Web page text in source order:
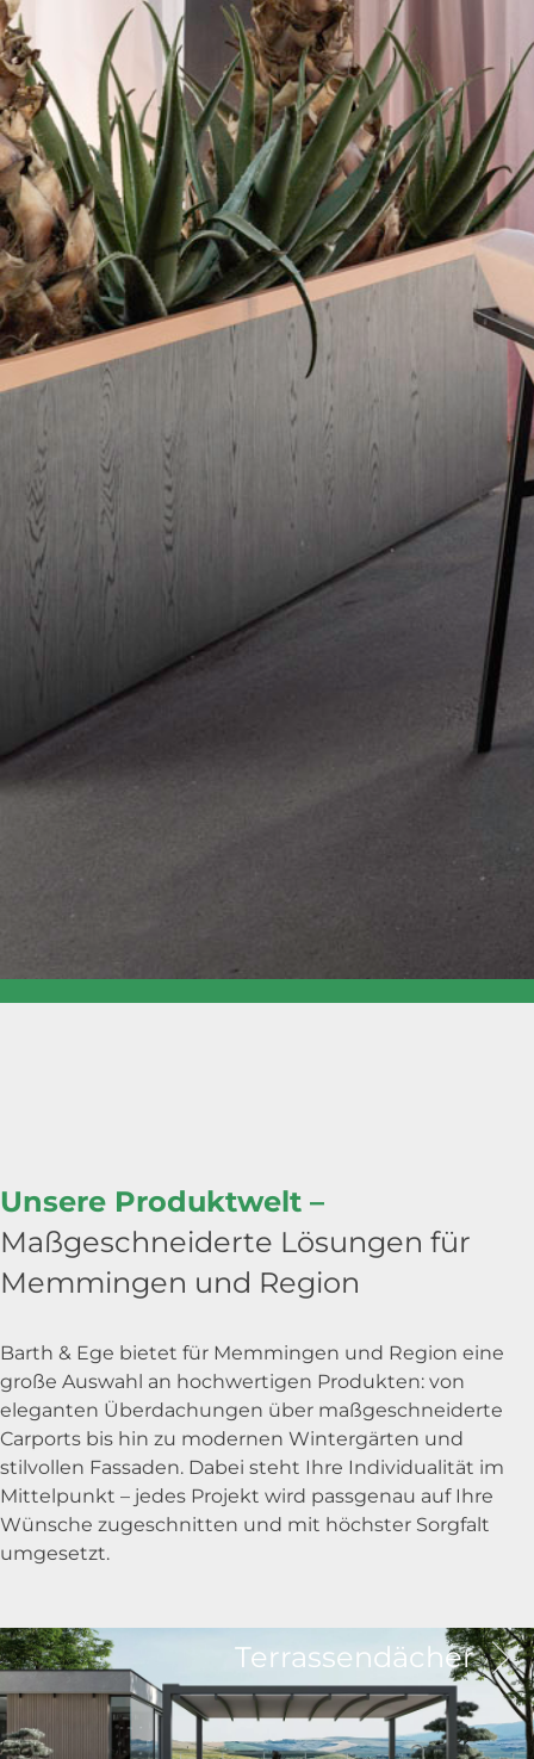
Unsere Produktwelt –
Maßgeschneiderte Lösungen für
Memmingen und Region
Barth & Ege bietet für Memmingen und Region eine
große Auswahl an hochwertigen Produkten: von
eleganten Überdachungen über maßgeschneiderte
Carports bis hin zu modernen Wintergärten und
stilvollen Fassaden. Dabei steht Ihre Individualität im
Mittelpunkt – jedes Projekt wird passgenau auf Ihre
Wünsche zugeschnitten und mit höchster Sorgfalt
umgesetzt.
Terrassendächer